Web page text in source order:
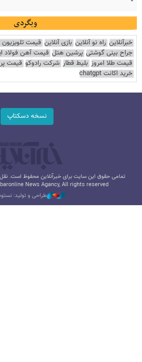
وبگردی
خبرآنلاین راه نو آنلاین بازی آنلاین قیمت
جراح بینی گوشتی پرشین هتل قیمت آهن فولاد
قیمت طلا امروز بلیط قطار شرکت رادوکو قیمت
خرید اکانت chatgpt
نسخه دسکتاپ
تمامی حقوق این سایت برای خبرآنلاین محفوظ است. نقل
News Agancy, All rights reserved
طراحی و تولید: